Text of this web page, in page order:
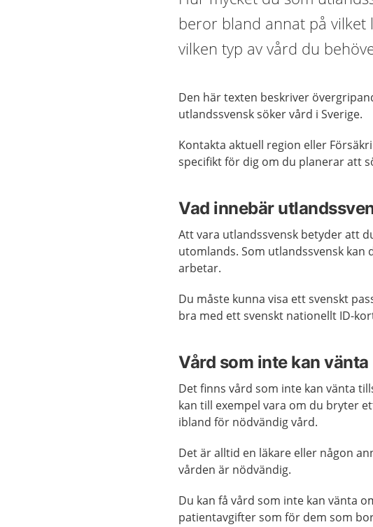
beror bland annat på
vilken typ av vård du
Den här texten beskriver
utlandssvensk söker vård i Sverige.
Kontakta aktuell region eller
specifikt för dig om du planerar att
Vad innebär
Att vara utlandssvensk betyder att
utomlands. Som utlandssvensk
arbetar.
Du måste kunna visa ett svenskt
bra med ett svenskt nationellt ID-
Vård som inte kan vänta
Det finns vård som inte kan vänta
kan till exempel vara om du bryter
ibland för nödvändig vård.
Det är alltid en läkare eller någon
vården är nödvändig.
Du kan få vård som inte kan vänta
patientavgifter som för dem som